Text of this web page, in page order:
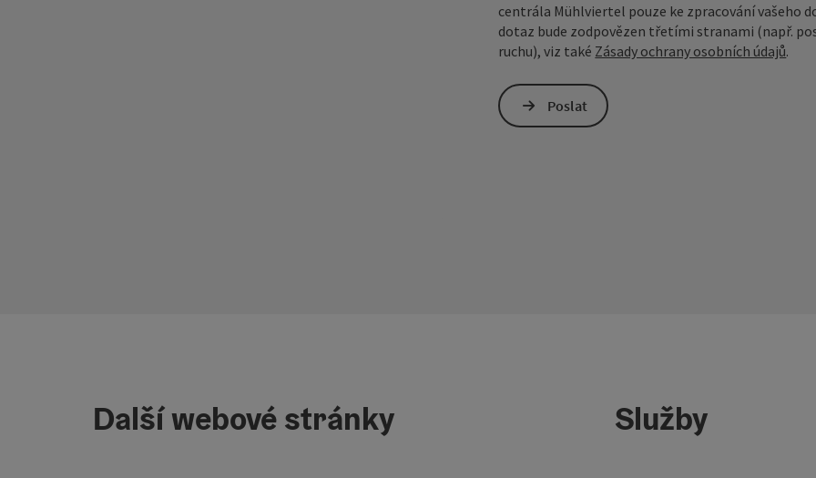
centrála Mühlviertel pouze ke zpracování vašeho
dotaz bude zodpovězen třetími stranami (např.
ruchu), viz také Zásady ochrany osobních údajů.
Poslat
Další webové stránky Služby